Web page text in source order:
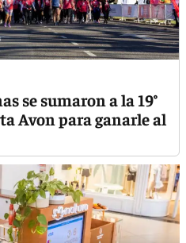
se sumaron a la 19°
Avon para ganarle al